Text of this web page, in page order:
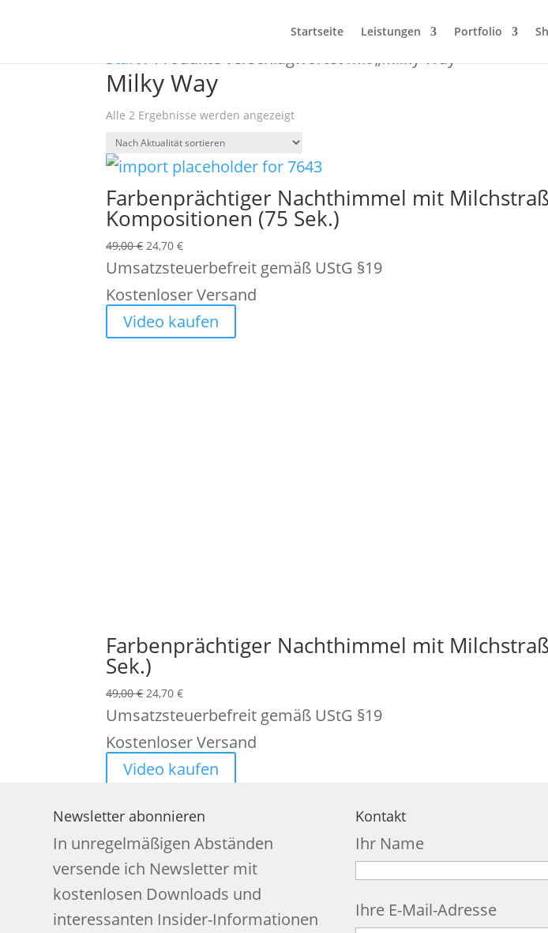
Startseite Leistungen Portfolio
Start/ Produkte verschlagwortet mit „Milky Way“
Milky Way
Alle 2 Ergebnisse werden angezeigtNach
Aktualität
sortiert
Farbenprächtiger Nachthimmel mit
Kompositionen (75 Sek.)
49,00€ Ursprünglicher
Preis
49,00 €
24,70€Aktueller
Preis
24,70 €.
Umsatzsteuerbefreit gemäß UStG §19
Kostenloser Versand
Video kaufen
Farbenprächtiger Nachthimmel mit
Sek.)
49,00€ Ursprünglicher
Preis
49,00 €
24,70€Aktueller
Preis
24,70 €.
Umsatzsteuerbefreit gemäß UStG §19
Kostenloser Versand
Video kaufen
Newsletter abonnieren
In unregelmäßigen Abständen
versende ich Newsletter mit
kostenlosen Downloads und
interessanten Insider-Informationen
Kontakt
Ihr Name
Ihre E-Mail-Adresse